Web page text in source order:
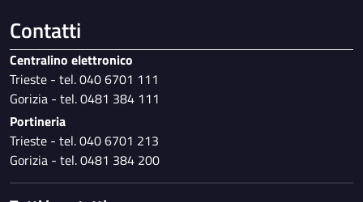
Contatti
Centralino elettronico
Trieste - tel. 040 6701 111
Gorizia - tel. 0481 384 111
Portineria
Trieste - tel. 040 6701 213
Gorizia - tel. 0481 384 200